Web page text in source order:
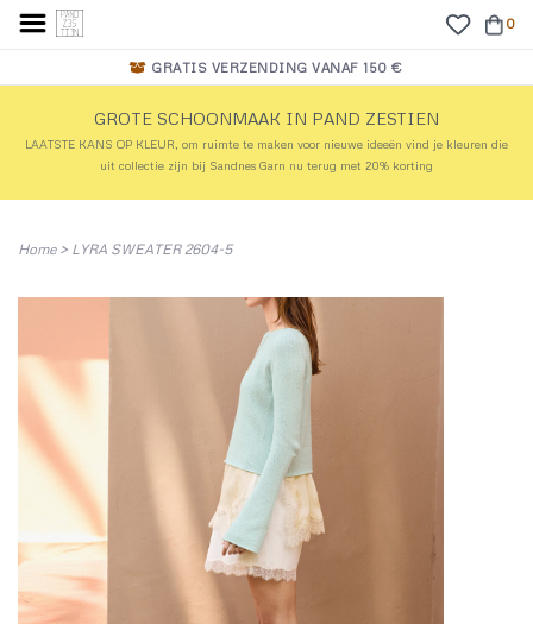
0
GRATIS VERZENDING VANAF 150 €
GROTE SCHOONMAAK IN PAND ZESTIEN
LAATSTE KANS OP KLEUR, om ruimte te maken voor nieuwe ideeën vind je kleuren die
uit collectie zijn bij Sandnes Garn nu terug met 20% korting
Home> LYRA SWEATER 2604-5